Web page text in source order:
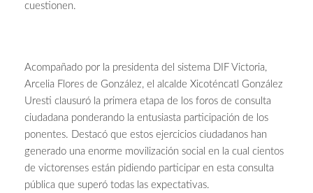
cuestionen.
Acompañado por la presidenta del sistema DIF Victoria,
Arcelia Flores de González, el alcalde Xicoténcatl González
Uresti clausuró la primera etapa de los foros de consulta
ciudadana ponderando la entusiasta participación de los
ponentes. Destacó que estos ejercicios ciudadanos han
generado una enorme movilización social en la cual cientos
de victorenses están pidiendo participar en esta consulta
pública que superó todas las expectativas.